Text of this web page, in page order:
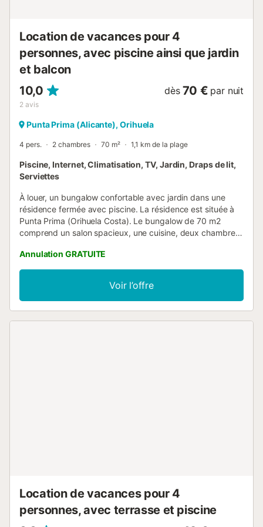
demande et moy...
Location de vacances pour 4
personnes, avec piscine ainsi que jardin
et balcon
10,0
2 avis
dès 70 € par nuit
Punta Prima (Alicante), Orihuela
4 pers. 2 chambres 70 m² 1,1 km de la plage
Piscine, Internet, Climatisation, TV, Jardin, Draps de lit,
Serviettes
À louer, un bungalow confortable avec jardin dans une
résidence fermée avec piscine. La résidence est située à
Punta Prima (Orihuela Costa). Le bungalow de 70 m2
comprend un salon spacieux, une cuisine, deux chambres,
est entièrement équipée pour un séjour confortable et
reposant : meubles, appareils de cuisine, climatisation
(dans le salon), ustensiles de cuisine, linge de lit et
serviettes. Accès Internet disponible. Télévision espagnole.
La résidence dispose d'une place de parking pour une
Annulation GRATUITE
Voir l’offre
Location de vacances pour 4
personnes, avec terrasse et piscine